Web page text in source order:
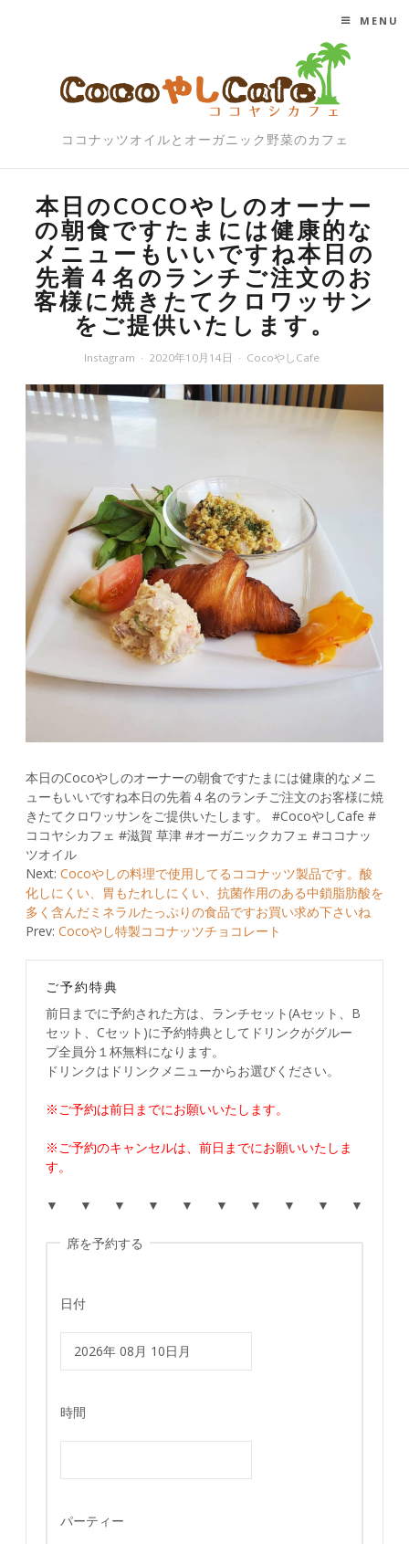
ココナッツオイルとオーガニック野菜のカフェ
MENU
本日のCOCOやしのオーナー
の朝食ですたまには健康的な
メニューもいいですね本日の
先着４名のランチご注文のお
客様に焼きたてクロワッサン
をご提供いたします。
Instagram 2020年10月14日 CocoやしCafe
本日のCocoやしのオーナーの朝食ですたまには健康的なメニ
ューもいいですね本日の先着４名のランチご注文のお客様に焼
きたてクロワッサンをご提供いたします。 #CocoやしCafe #
ココヤシカフェ #滋賀 草津 #オーガニックカフェ #ココナッ
ツオイル
Post
navigation
Next: Cocoやしの料理で使用してるココナッツ製品です。酸
化しにくい、胃もたれしにくい、抗菌作用のある中鎖脂肪酸を
多く含んだミネラルたっぷりの食品ですお買い求め下さいね
Prev: Cocoやし特製ココナッツチョコレート
ご予約特典
前日までに予約された方は、ランチセット(Aセット、B
セット、Cセット)に予約特典としてドリンクがグルー
プ全員分１杯無料になります。
ドリンクはドリンクメニューからお選びください。
※ご予約は前日までにお願いいたします。
※ご予約のキャンセルは、前日までにお願いいたしま
す。
▼ ▼ ▼ ▼ ▼ ▼ ▼ ▼ ▼ ▼
席を予約する
日付
時間
パーティー